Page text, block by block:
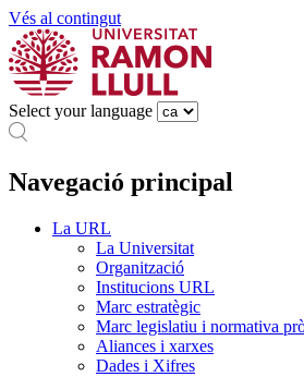
Vés al contingut
Select your language
Navegació principal
La URL
La Universitat
Organització
Institucions URL
Marc estratègic
Marc legislatiu i normativa
Aliances i xarxes
Dades i Xifres